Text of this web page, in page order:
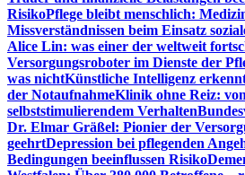
RisikoPflege bleibt menschlich:
Missverständnissen beim Einsatz
Alice Lin: was einer der weltweit
Versorgungsroboter im Dienste der
was nichtKünstliche Intelligenz
der NotaufnahmeKlinik ohne Reiz:
selbststimulierendem Verhalten
Dr. Elmar Gräßel: Pionier der
geehrtDepression bei pflegenden
Bedingungen beeinflussen Risiko